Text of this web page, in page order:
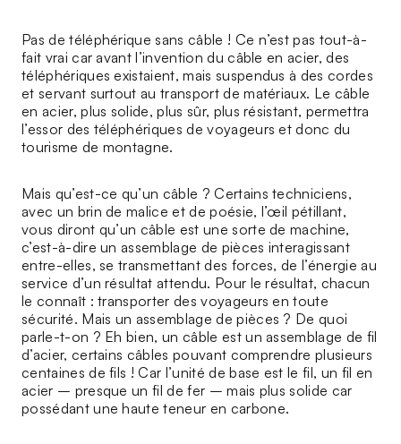
Pas de téléphérique sans câble ! Ce n’est pas tout-à-
fait vrai car avant l’invention du câble en acier, des
téléphériques existaient, mais suspendus à des cordes
et servant surtout au transport de matériaux. Le câble
en acier, plus solide, plus sûr, plus résistant, permettra
l’essor des téléphériques de voyageurs et donc du
tourisme de montagne.
Mais qu’est-ce qu’un câble ? Certains techniciens,
avec un brin de malice et de poésie, l’œil pétillant,
vous diront qu’un câble est une sorte de machine,
c’est-à-dire un assemblage de pièces interagissant
entre-elles, se transmettant des forces, de l’énergie au
service d’un résultat attendu. Pour le résultat, chacun
le connaît : transporter des voyageurs en toute
sécurité. Mais un assemblage de pièces ? De quoi
parle-t-on ? Eh bien, un câble est un assemblage de fil
d’acier, certains câbles pouvant comprendre plusieurs
centaines de fils ! Car l’unité de base est le fil, un fil en
acier – presque un fil de fer – mais plus solide car
possédant une haute teneur en carbone.